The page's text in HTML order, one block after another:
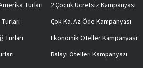
Turları
Turları
2 Çocuk Ücretsiz Kampanyası
Çok Kal Az Öde Kampanyası
Ekonomik Oteller Kampanyası
Balayı Otelleri Kampanyası